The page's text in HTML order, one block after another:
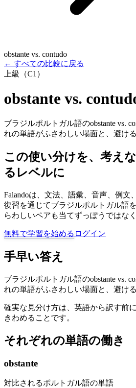
obstante vs. contudo
← すべての比較に戻る
上級（C1）
obstante vs.
ブラジルポルトガル語のobstante vs.
れの単語がふさわしい場面と、避け
この使い分けを、考え
るレベルに
Falandoは、文法、語彙、音声、例文
復習を通じてブラジルポルトガル語
らわしいペアも当てずっぽうではな
無料で学習を始める ログイン
手早い答え
ブラジルポルトガル語のobstante vs.
れの単語がふさわしい場面と、避け
確実な見分け方は、英語から訳す前
きわめることです。
それぞれの単語の働き
obstante
対比されるポルトガル語の単語